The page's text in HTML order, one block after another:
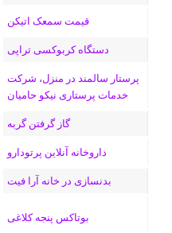
قیمت سمعک اتیکن
دستگاه کربوکسی تراپی
پرستار سالمند در منزل، شرکت
خدمات پرستاری نیکو حامیان
گاز گرفتن گربه
داروخانه آنلاین پرتودارو
بدنسازی در خانه آرا فیت
بوتاکس پنجه کلاغی